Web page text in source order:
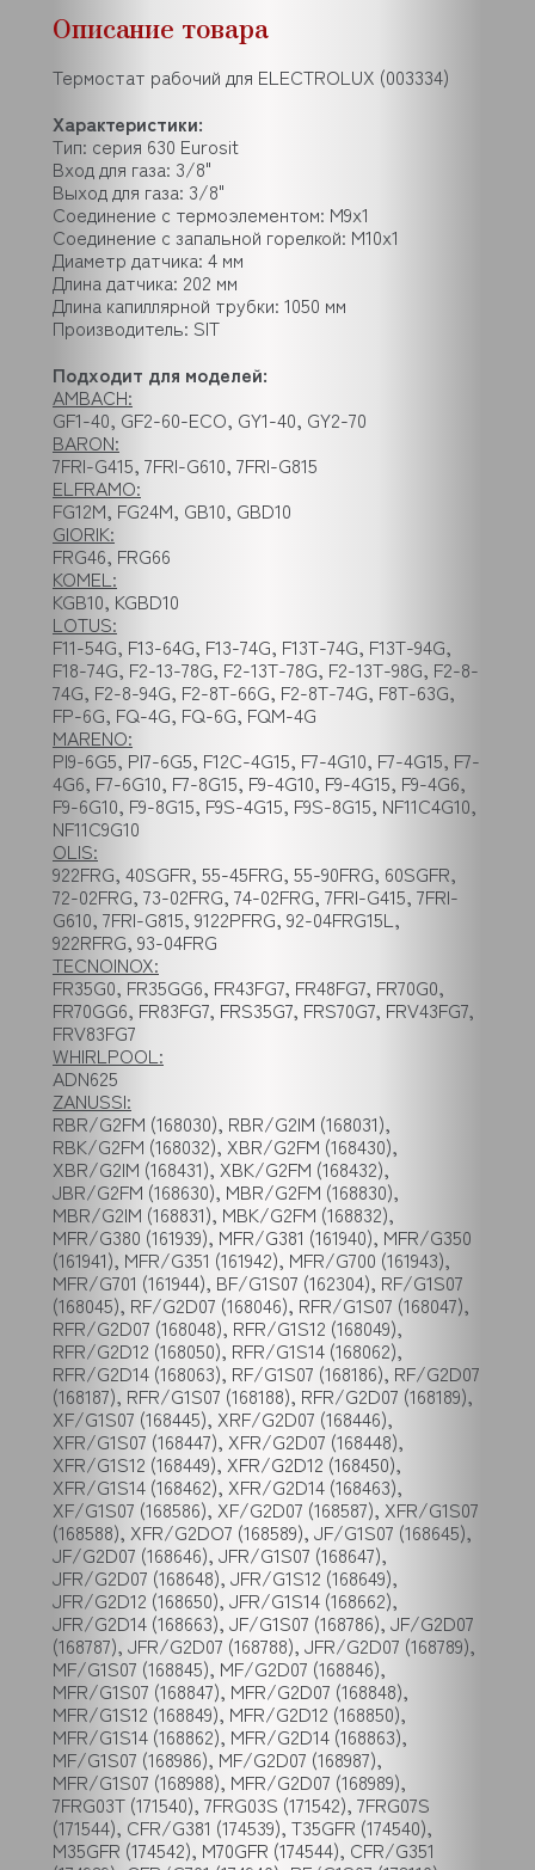
Описание товара
Термостат рабочий для ELECTROLUX (003334)
Характеристики:
Тип: серия 630 Eurosit
Вход для газа: 3/8"
Выход для газа: 3/8"
Соединение с термоэлементом: M9x1
Соединение с запальной горелкой: M10x1
Диаметр датчика: 4 мм
Длина датчика: 202 мм
Длина капиллярной трубки: 1050 мм
Производитель: SIT
Подходит для моделей:
AMBACH:
GF1-40, GF2-60-ECO, GY1-40, GY2-70
BARON:
7FRI-G415, 7FRI-G610, 7FRI-G815
ELFRAMO:
FG12M, FG24M, GB10, GBD10
GIORIK:
FRG46, FRG66
KOMEL:
KGB10, KGBD10
LOTUS:
F11-54G, F13-64G, F13-74G, F13T-74G, F13T-94G,
F18-74G, F2-13-78G, F2-13T-78G, F2-13T-98G, F2-8-
74G, F2-8-94G, F2-8T-66G, F2-8T-74G, F8T-63G,
FP-6G, FQ-4G, FQ-6G, FQM-4G
MARENO:
PI9-6G5, PI7-6G5, F12C-4G15, F7-4G10, F7-4G15, F7-
4G6, F7-6G10, F7-8G15, F9-4G10, F9-4G15, F9-4G6,
F9-6G10, F9-8G15, F9S-4G15, F9S-8G15, NF11C4G10,
NF11C9G10
OLIS:
922FRG, 40SGFR, 55-45FRG, 55-90FRG, 60SGFR,
72-02FRG, 73-02FRG, 74-02FRG, 7FRI-G415, 7FRI-
G610, 7FRI-G815, 9122PFRG, 92-04FRG15L,
922RFRG, 93-04FRG
TECNOINOX:
FR35G0, FR35GG6, FR43FG7, FR48FG7, FR70G0,
FR70GG6, FR83FG7, FRS35G7, FRS70G7, FRV43FG7,
FRV83FG7
WHIRLPOOL:
ADN625
ZANUSSI:
RBR/G2FM (168030), RBR/G2IM (168031),
RBK/G2FM (168032), XBR/G2FM (168430),
XBR/G2IM (168431), XBK/G2FM (168432),
JBR/G2FM (168630), MBR/G2FM (168830),
MBR/G2IM (168831), MBK/G2FM (168832),
MFR/G380 (161939), MFR/G381 (161940), MFR/G350
(161941), MFR/G351 (161942), MFR/G700 (161943),
MFR/G701 (161944), BF/G1S07 (162304), RF/G1S07
(168045), RF/G2D07 (168046), RFR/G1S07 (168047),
RFR/G2D07 (168048), RFR/G1S12 (168049),
RFR/G2D12 (168050), RFR/G1S14 (168062),
RFR/G2D14 (168063), RF/G1S07 (168186), RF/G2D07
(168187), RFR/G1S07 (168188), RFR/G2D07 (168189),
XF/G1S07 (168445), XRF/G2D07 (168446),
XFR/G1S07 (168447), XFR/G2D07 (168448),
XFR/G1S12 (168449), XFR/G2D12 (168450),
XFR/G1S14 (168462), XFR/G2D14 (168463),
XF/G1S07 (168586), XF/G2D07 (168587), XFR/G1S07
(168588), XFR/G2DO7 (168589), JF/G1S07 (168645),
JF/G2D07 (168646), JFR/G1S07 (168647),
JFR/G2D07 (168648), JFR/G1S12 (168649),
JFR/G2D12 (168650), JFR/G1S14 (168662),
JFR/G2D14 (168663), JF/G1S07 (168786), JF/G2D07
(168787), JFR/G2D07 (168788), JFR/G2D07 (168789),
MF/G1S07 (168845), MF/G2D07 (168846),
MFR/G1S07 (168847), MFR/G2D07 (168848),
MFR/G1S12 (168849), MFR/G2D12 (168850),
MFR/G1S14 (168862), MFR/G2D14 (168863),
MF/G1S07 (168986), MF/G2D07 (168987),
MFR/G1S07 (168988), MFR/G2D07 (168989),
7FRG03T (171540), 7FRG03S (171542), 7FRG07S
(171544), CFR/G381 (174539), T35GFR (174540),
M35GFR (174542), M70GFR (174544), CFR/G351